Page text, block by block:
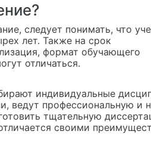
следует понимать, что
лет. Также на срок
формат обучающего
отличаться.
индивидуальные
ведут профессиональную и
тщательную
своими